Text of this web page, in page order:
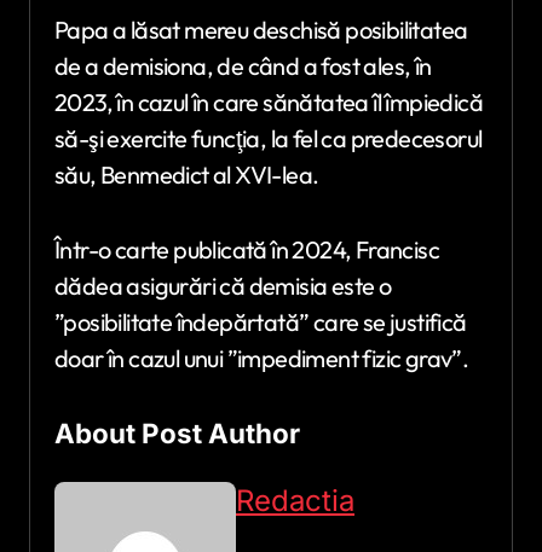
Papa a lăsat mereu deschisă posibilitatea
de a demisiona, de când a fost ales, în
2023, în cazul în care sănătatea îl împiedică
să-şi exercite funcţia, la fel ca predecesorul
său, Benmedict al XVI-lea.
Într-o carte publicată în 2024, Francisc
dădea asigurări că demisia este o
”posibilitate îndepărtată” care se justifică
doar în cazul unui ”impediment fizic grav”.
About Post Author
Redactia